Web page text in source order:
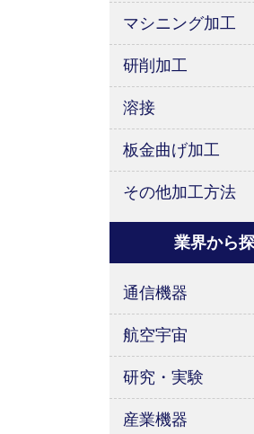
マシニング加工
研削加工
溶接
板金曲げ加工
その他加工方法
業界から
通信機器
航空宇宙
研究・実験
産業機器